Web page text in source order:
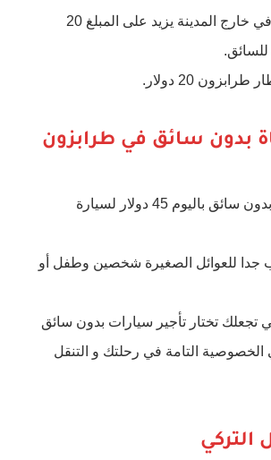
في حال الإقامة في خارج المدينة يزيد على المبلغ 20
20 دولار.
بدون سائق في طرابزون
يبلغ سعر سيارة بدون سائق باليوم 45 دولار لسيارة
جدا للعوائل الصغيرة شخصين وطفل أو
تجعلك تختار تأجير سيارات بدون سائق
التامة في رحلتك و التنقل
التركي